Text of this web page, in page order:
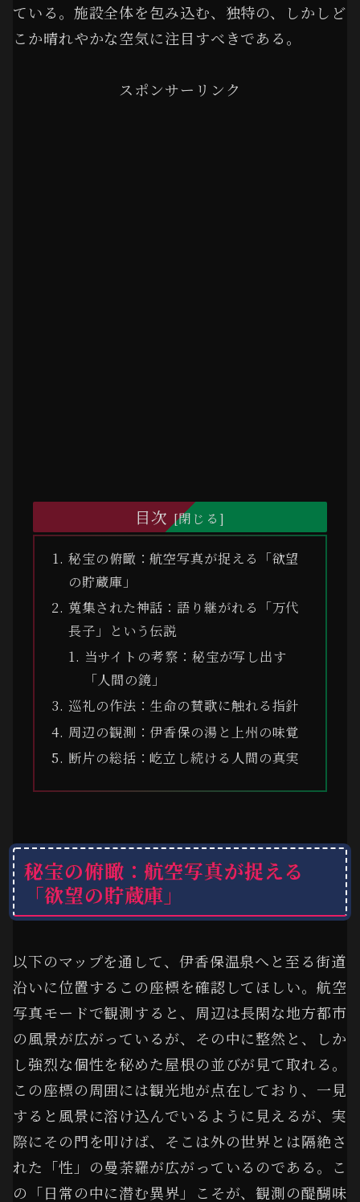
ている。施設全体を包み込む、独特の、しかしど
こか晴れやかな空気に注目すべきである。
スポンサーリンク
目次
秘宝の俯瞰：航空写真が捉える「欲望
の貯蔵庫」
蒐集された神話：語り継がれる「万代
長子」という伝説
当サイトの考察：秘宝が写し出す
「人間の鏡」
巡礼の作法：生命の賛歌に触れる指針
周辺の観測：伊香保の湯と上州の味覚
断片の総括：屹立し続ける人間の真実
秘宝の俯瞰：航空写真が捉える
「欲望の貯蔵庫」
以下のマップを通して、伊香保温泉へと至る街道
沿いに位置するこの座標を確認してほしい。航空
写真モードで観測すると、周辺は長閑な地方都市
の風景が広がっているが、その中に整然と、しか
し強烈な個性を秘めた屋根の並びが見て取れる。
この座標の周囲には観光地が点在しており、一見
すると風景に溶け込んでいるように見えるが、実
際にその門を叩けば、そこは外の世界とは隔絶さ
れた「性」の曼荼羅が広がっているのである。こ
の「日常の中に潜む異界」こそが、観測の醍醐味